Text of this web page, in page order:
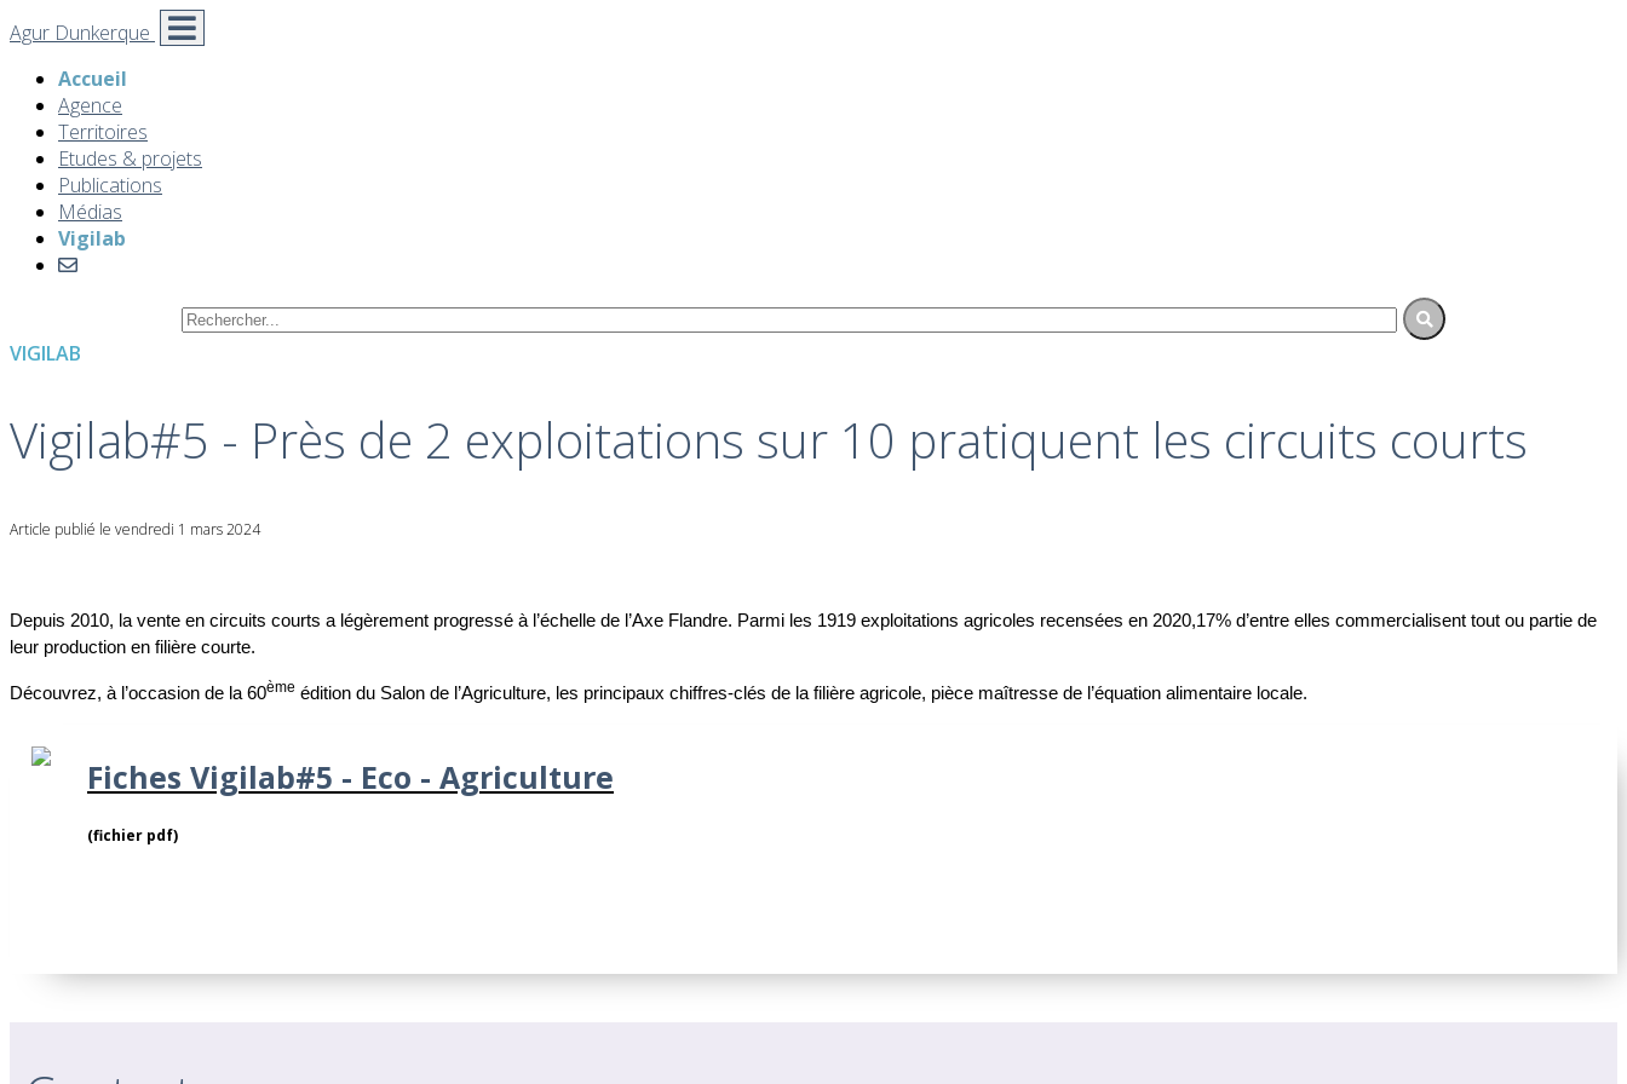
Agur Dunkerque
Accueil
Agence
Territoires
Etudes & projets
Publications
Médias
Vigilab
VIGILAB
Vigilab#5 - Près de 2 exploitations sur 10 pratiquent les circuits courts
Article publié le vendredi 1 mars 2024
Depuis 2010, la vente en circuits courts a légèrement progressé à l’échelle de l’Axe Flandre. Parmi les 1919 exploitations agricoles recensées en 2020,17% d’entre elles commercialisent tout ou partie de
leur production en filière courte.
Découvrez, à l’occasion de la 60ème édition du Salon de l’Agriculture, les principaux chiffres-clés de la filière agricole, pièce maîtresse de l’équation alimentaire locale.
Fiches Vigilab#5 - Eco - Agriculture
(fichier pdf)